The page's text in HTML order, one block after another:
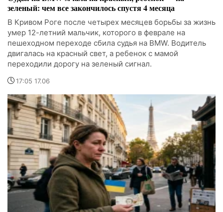
зеленый: чем все закончилось спустя 4 месяца
В Кривом Роге после четырех месяцев борьбы за жизнь
умер 12-летний мальчик, которого в феврале на
пешеходном переходе сбила судья на BMW. Водитель
двигалась на красный свет, а ребенок с мамой
переходили дорогу на зеленый сигнал.
17:05 17.06